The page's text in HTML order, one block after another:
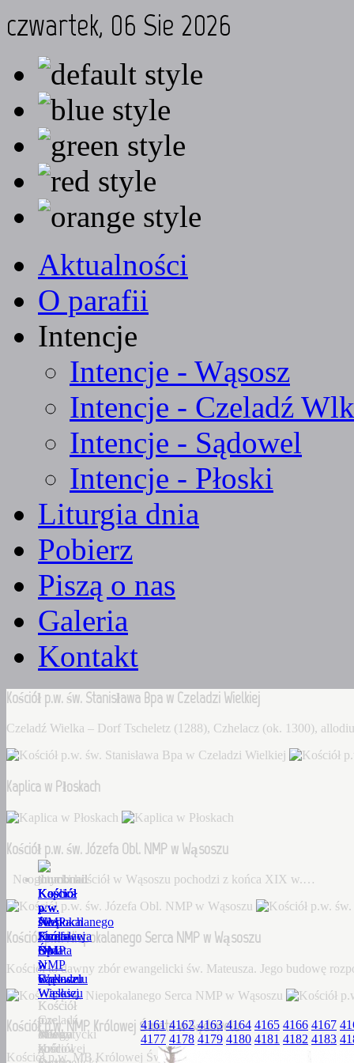
czwartek, 06 Sie 2026
Aktualności
O parafii
Intencje
Intencje - Wąsosz
Intencje - Czeladź
Intencje - Sądowel
Intencje - Płoski
Liturgia dnia
Pobierz
Piszą o nas
Galeria
Kontakt
Kościół p.w. św. Stanisława Bpa w Czeladzi Wielkiej
Czeladź Wielka – Dorf Tscheletz (1288), Czhelacz (ok. 1300),
Kaplica w Płoskach
Kościół p.w. św. Józefa Obl. NMP w Wąsoszu
Neogotycki kościół w Wąsoszu pochodzi z końca XIX w.…
Kościół p.w. Niepokalanego Serca NMP w Wąsoszu
Kościół to dawny zbór ewangelicki św. Mateusza. Jego budowę
Kościół p.w. NMP Królowej Świata w Sądowelu
Kościół p.w. MB Królowej Świata w Sądowelu wybudowany w
Kościół
p.w.
św.
Stanisława
Bpa
w
Czeladzi
Wielkiej
Czeladź
Wielka
–
Kaplica
w
Płoskach
Kościół
p.w.
św.
Józefa
Obl.
NMP
w
Wąsoszu
Neogotycki
kościół
Kościół
p.w.
Niepokalanego
Serca
NMP
w
Wąsoszu
Kościół
to
dawny
zbór
Kościół
p.w.
NMP
Królowej
Świata
w
Sądowelu
Kościół
p.w.
MB
Królowej
4161 4162 4163 4164 4165 4166 4167
4177 4178 4179 4180 4181 4182 4183